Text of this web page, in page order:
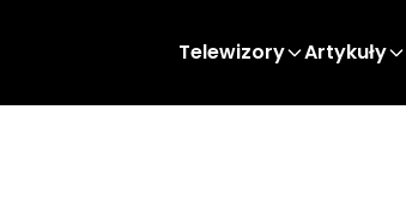
Telewizory Artykuły